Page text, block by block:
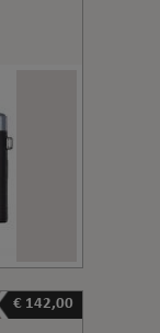
€ 142,00